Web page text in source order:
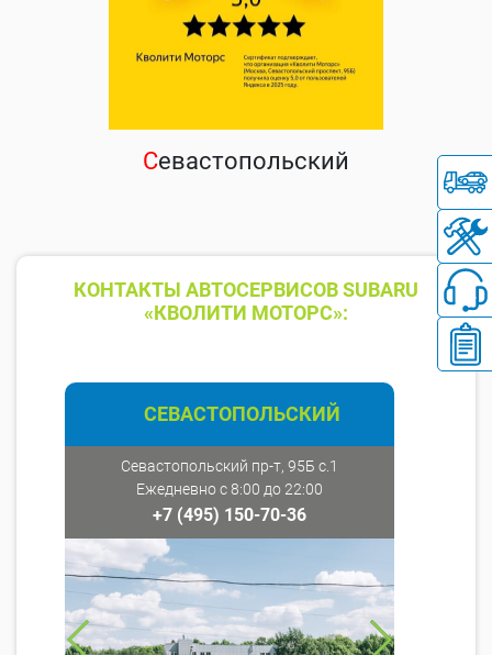
Севастопольский
КОНТАКТЫ АВТОСЕРВИСОВ SUBARU
«КВОЛИТИ МОТОРС»:
СЕВАСТОПОЛЬСКИЙ
Севастопольский пр-т, 95Б с.1
Ежедневно с 8:00 до 22:00
+7 (495) 150-70-36